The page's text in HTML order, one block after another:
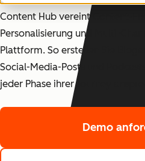
Content Hub vereint Content-
Personalisierung und Multi-
Plattform. So erstellen Sie
Social-Media-Posts und
jeder Phase ihrer Journey
Demo